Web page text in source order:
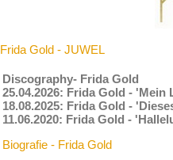
Frida Gold - JUWEL
Discography- Frida Gold
25.04.2026: Frida Gold -
18.08.2025: Frida Gold -
11.06.2020: Frida Gold -
Biografie - Frida Gold